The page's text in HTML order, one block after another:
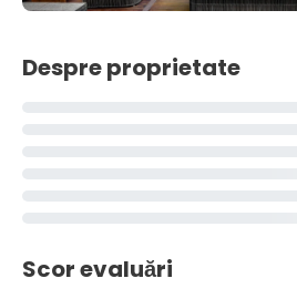
Despre proprietate
Scor evaluări